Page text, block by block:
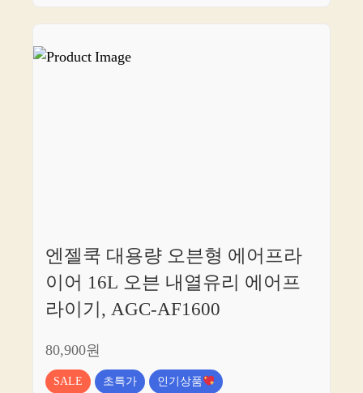
엔젤쿡 대용량 오븐형 에어프라
이어 16L 오븐 내열유리 에어프
라이기, AGC-AF1600
80,900원
SALE 초특가 인기상품